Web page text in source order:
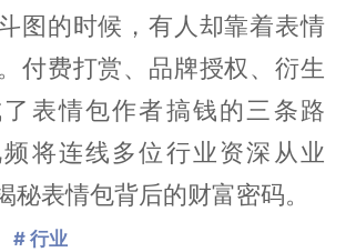
图的时候，有人却靠着表情
付费打赏、品牌授权、衍生
表情包作者搞钱的三条路
将连线多位行业资深从业
秘表情包背后的财富密码。
# 行业